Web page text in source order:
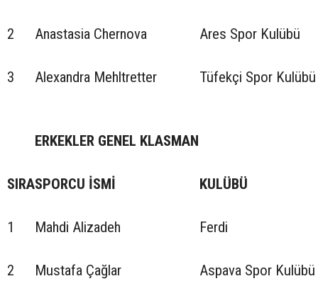
2 Anastasia Chernova Ares Spor Kulübü
3 Alexandra Mehltretter Tüfekçi Spor Kulübü
ERKEKLER GENEL KLASMAN
SIRASPORCU İSMİ KULÜBÜ
1 Mahdi Alizadeh Ferdi
2 Mustafa Çağlar Aspava Spor Kulübü